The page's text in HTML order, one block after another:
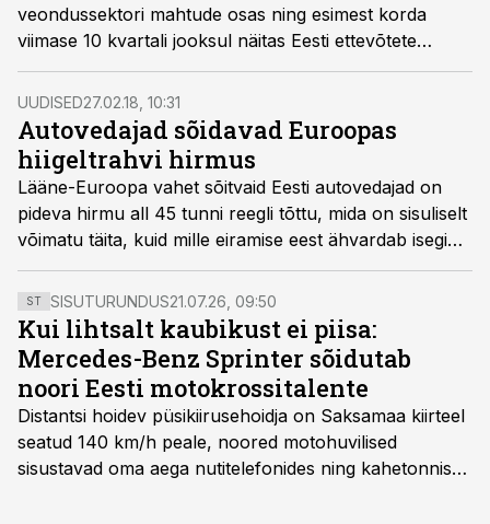
veondussektori mahtude osas ning esimest korda
viimase 10 kvartali jooksul näitas Eesti ettevõtete
veosekäive taas kasvutrendi – veondussektori
äritegevuse maht kasvas 5%.
UUDISED27.02.18, 10:31
Autovedajad sõidavad Euroopas
hiigeltrahvi hirmus
Lääne-Euroopa vahet sõitvaid Eesti autovedajad on
pideva hirmu all 45 tunni reegli tõttu, mida on sisuliselt
võimatu täita, kuid mille eiramise eest ähvardab isegi
kuni 60 000 eurone trahv või suisa arest, kirjutab
tänane Logistika erileht.
ST SISUTURUNDUS21.07.26, 09:50
Kui lihtsalt kaubikust ei piisa:
Mercedes-Benz Sprinter sõidutab
noori Eesti motokrossitalente
Distantsi hoidev püsikiirusehoidja on Saksamaa kiirteel
seatud 140 km/h peale, noored motohuvilised
sisustavad oma aega nutitelefonides ning kahetonnises